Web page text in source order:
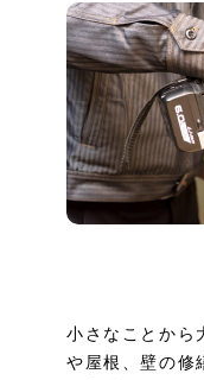
小さなことから
や屋根、壁の修